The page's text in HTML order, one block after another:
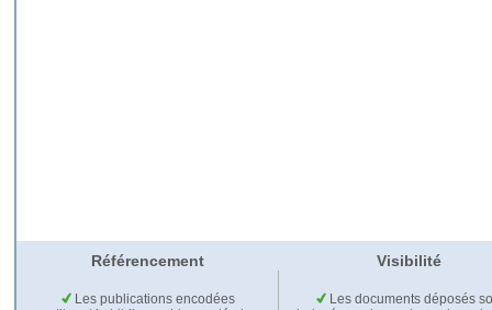
Référencement Visibilité
Les publications encodées
Les documents déposés